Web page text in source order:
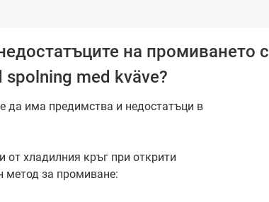
на промиването с
spolning med kväve?
да има предимства и недостатъци в
от хладилния кръг при открити
метод за промиване: